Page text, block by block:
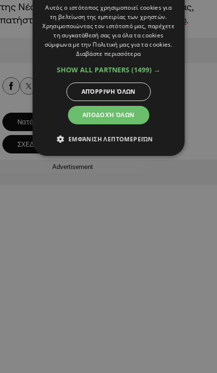
της Νέας Επιχειρηματικής Δραστηριότητας,
πατήστε
εδώ . Για τον Οδηγό, πατήστε εδώ.
Advertisement
Alpha Podcasts
Νατάσα Πηλείδου ΝΕΕΣ ΕΠΙΧΕΙΡΗΣΕΙΣ
ΣΧΕΔΙΟ ΣΤΗΡΙΞΗΣ
Advertisement
Αυτός ο ιστότοπος χρησιμοποιεί cookies για
τη βελτίωση της εμπειρίας των χρηστών.
Χρησιμοποιώντας τον ιστότοπό μας, παρέχετε
τη συγκατάθεσή σας για όλα τα cookies
σύμφωνα με την Πολιτική μας για τα cookies.
Διαβάστε περισσότερα
SHOW ALL PARTNERS (1499) →
ΑΠΟΔΟΧΉ ΌΛΩΝ
ΑΠΌΡΡΙΨΗ ΌΛΩΝ
ΕΜΦΆΝΙΣΗ ΛΕΠΤΟΜΕΡΕΙΏΝ